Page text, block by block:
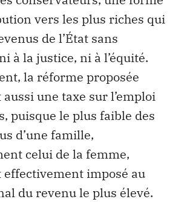
vers les plus riches qui
de l’État sans
à la justice, ni à l’équité.
la réforme proposée
une taxe sur l’emploi
puisque le plus faible des
d’une famille,
celui de la femme,
imposé au
du revenu le plus élevé.